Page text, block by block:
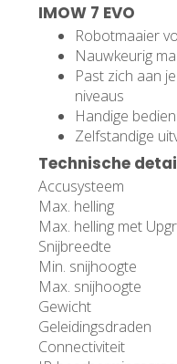
IMOW 7 EVO
Robotmaaier
Nauwkeurig
Past zich aan
niveaus
Handige
Zelfstandige
Technische
Accusysteem
Max. helling
Max. helling met
Snijbreedte
Min. snijhoogte
Max. snijhoogte
Gewicht
Geleidingsdraden
Connectiviteit